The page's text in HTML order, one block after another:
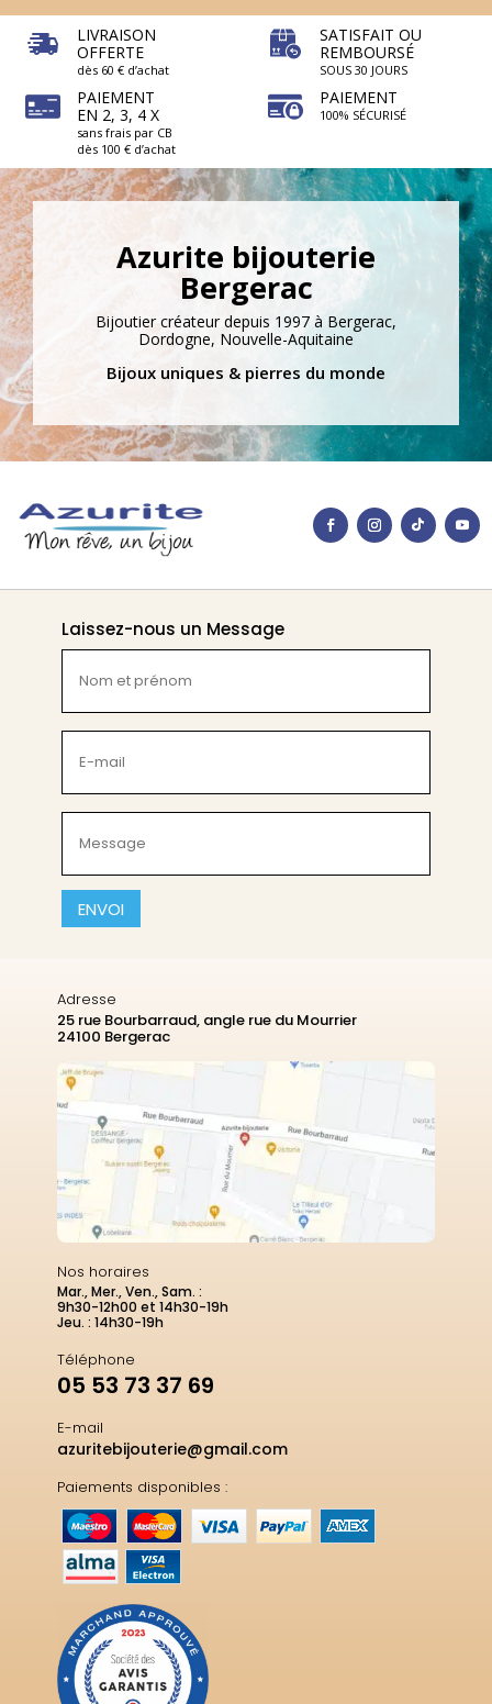
LIVRAISON
OFFERTE
dès 60 € d’achat
PAIEMENT
EN 2, 3, 4 X
sans frais par CB
dès 100 € d’achat
SATISFAIT OU
REMBOURSÉ
SOUS 30 JOURS
PAIEMENT
100% SÉCURISÉ
Azurite bijouterie
Bergerac
Bijoutier créateur depuis 1997 à Bergerac,
Dordogne, Nouvelle-Aquitaine
Bijoux uniques & pierres du monde
Laissez-nous un Message
et
prénom
(Nécessaire)
mail
(Nécessaire)
(Nécessaire)
CAPTCHA
Adresse
25 rue Bourbarraud, angle rue du Mourrier
24100 Bergerac
Nos horaires
Mar., Mer., Ven., Sam. :
9h30-12h00 et 14h30-19h
Jeu. : 14h30-19h
Téléphone
05 53 73 37 69
E-mail
azuritebijouterie@gmail.com
Paiements disponibles :